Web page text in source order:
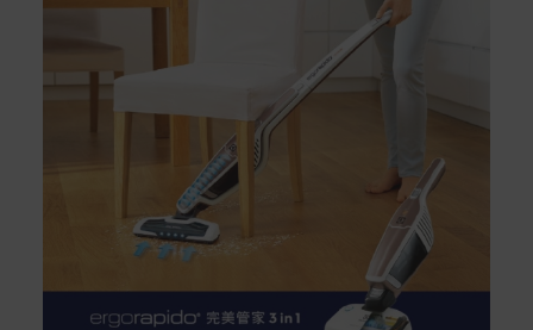
Acer旗下品牌商品保固期限與說明請參考此連結：
s://www.acer.com/tw-zh/support/warranty/product-wa
非Acer旗下品牌商品保固依各商品和之廠商有所不同，詳
如有相關保固問題以及售後服務問題，您可以透過專線或
服務信箱聯繫客服。
付款方式
信用卡一次付清：支援Visa、Master Card及JCB卡